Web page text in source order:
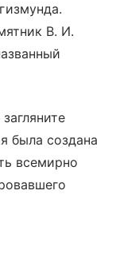
В. И.
была создана
всемирно